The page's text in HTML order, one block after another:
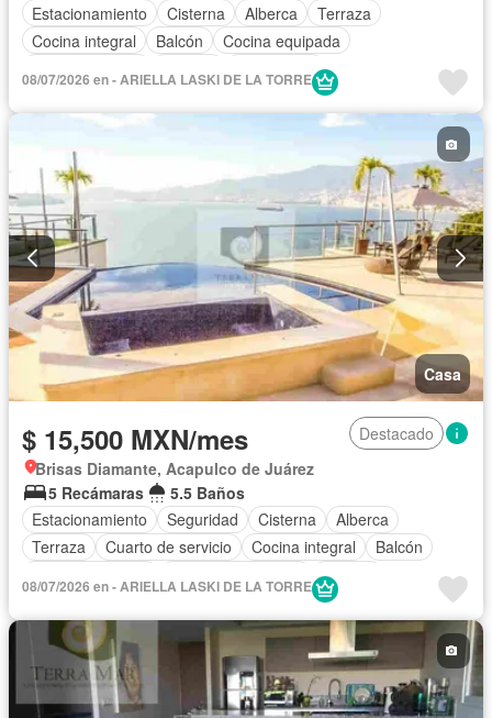
Estacionamiento
Cisterna Alberca
Terraza
Cocina integral
Balcón
Cocina equipada
Televisión por cable
Recámara con closet
Caseta de vigilancia
Permite mascotas
Completamente amueblado
08/07/2026 en - ARIELLA LASKI DE LA TORRE
Casa
$ 15,500 MXN/mes
Destacado
Brisas Diamante, Acapulco de Juárez
5 Recámaras
5.5 Baños
Estacionamiento
Seguridad Cisterna
Alberca
Terraza
Cuarto de servicio Cocina integral
Balcón
Jacuzzi
Recámara con closet
Caseta de vigilancia
Vista panorámica
Wifi
Permite mascotas
Permite niños
Completamente amueblado
08/07/2026 en - ARIELLA LASKI DE LA TORRE